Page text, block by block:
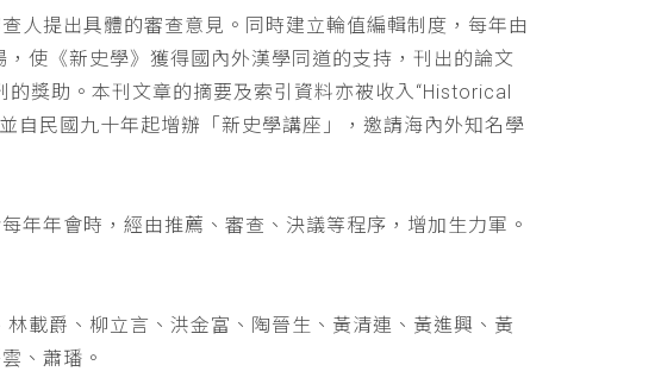
人提出具體的審查意見。同時建立輪值編輯制度，每年由
使《新史學》獲得國內外漢學同道的支持，刊出的論文
獎助。本刊文章的摘要及索引資料亦被收入“Historical
自民國九十年起增辦「新史學講座」，邀請海內外知名學
年年會時，經由推薦、審查、決議等程序，增加生力軍。
載爵、柳立言、洪金富、陶晉生、黃清連、黃進興、黃
、蕭璠。